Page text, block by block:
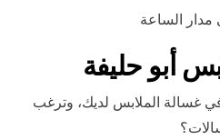
الساعة
أبو حليفة
غسالة الملابس لديك، وترغب